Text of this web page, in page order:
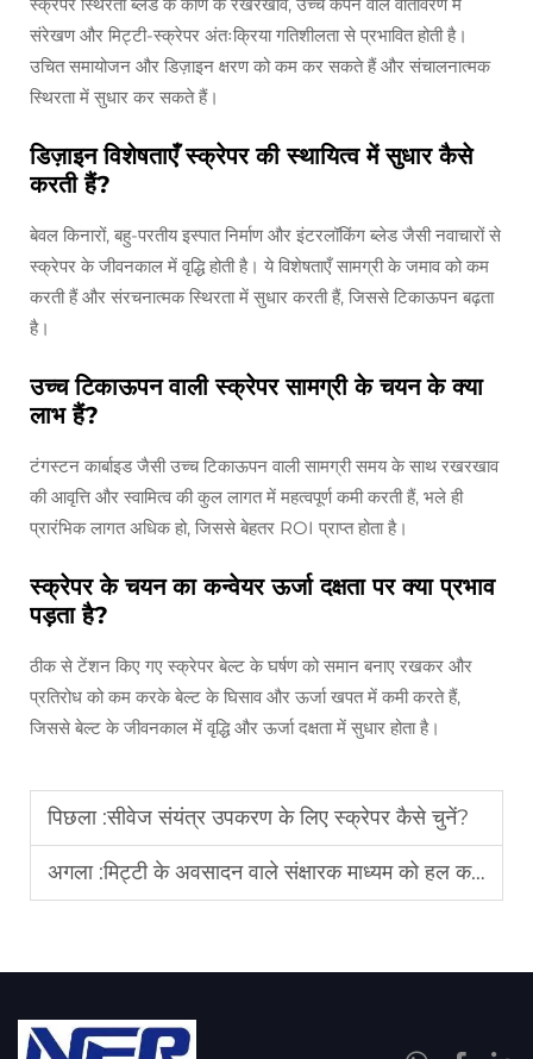
संरेखण और मिट्टी-स्क्रेपर अंतःक्रिया गतिशीलता से प्रभावित होती है।
उचित समायोजन और डिज़ाइन क्षरण को कम कर सकते हैं और संचालनात्मक
स्थिरता में सुधार कर सकते हैं।
डिज़ाइन विशेषताएँ स्क्रेपर की स्थायित्व में सुधार कैसे
करती हैं?
बेवल किनारों, बहु-परतीय इस्पात निर्माण और इंटरलॉकिंग ब्लेड जैसी नवाचारों से
स्क्रेपर के जीवनकाल में वृद्धि होती है। ये विशेषताएँ सामग्री के जमाव को कम
करती हैं और संरचनात्मक स्थिरता में सुधार करती हैं, जिससे टिकाऊपन बढ़ता
है।
उच्च टिकाऊपन वाली स्क्रेपर सामग्री के चयन के क्या
लाभ हैं?
टंगस्टन कार्बाइड जैसी उच्च टिकाऊपन वाली सामग्री समय के साथ रखरखाव
की आवृत्ति और स्वामित्व की कुल लागत में महत्वपूर्ण कमी करती हैं, भले ही
प्रारंभिक लागत अधिक हो, जिससे बेहतर ROI प्राप्त होता है।
स्क्रेपर के चयन का कन्वेयर ऊर्जा दक्षता पर क्या प्रभाव
पड़ता है?
ठीक से टेंशन किए गए स्क्रेपर बेल्ट के घर्षण को समान बनाए रखकर और
प्रतिरोध को कम करके बेल्ट के घिसाव और ऊर्जा खपत में कमी करते हैं,
जिससे बेल्ट के जीवनकाल में वृद्धि और ऊर्जा दक्षता में सुधार होता है।
पिछला :सीवेज संयंत्र उपकरण के लिए स्क्रेपर कैसे चुनें?
अगला :मिट्टी के अवसादन वाले संक्षारक माध्यम को हल करने के लिए मड स्क्रेपर्स को उपयुक्त क्या बनाता है?